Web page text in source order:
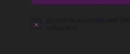
Hinweis